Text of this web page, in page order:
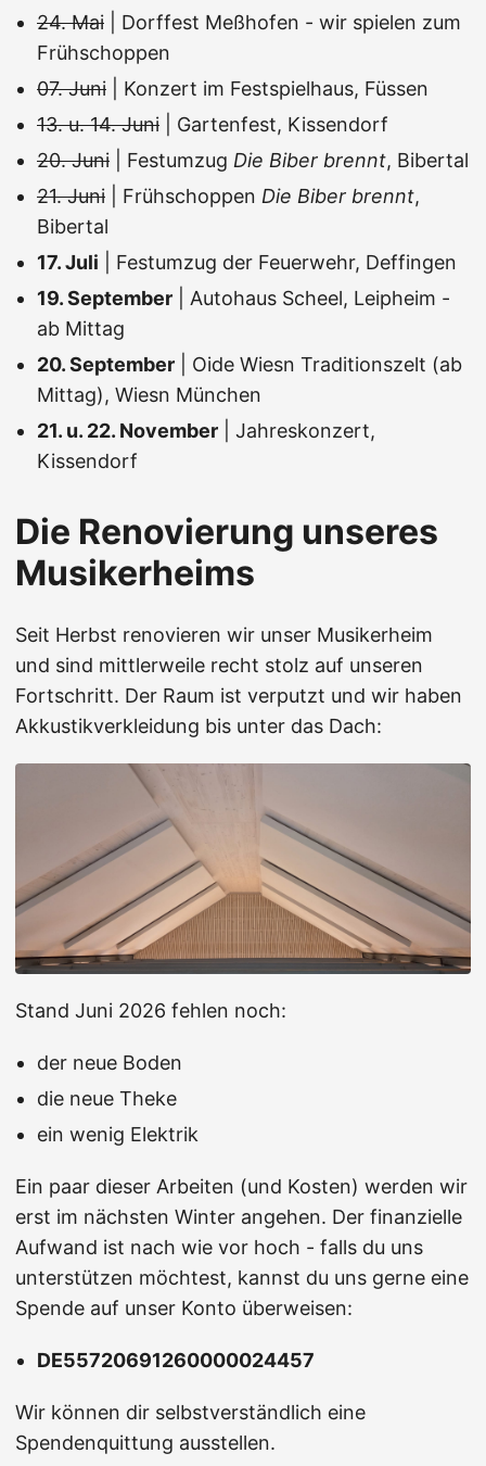
24. Mai | Dorffest Meßhofen - wir spielen zum
Frühschoppen
07. Juni | Konzert im Festspielhaus, Füssen
13. u. 14. Juni | Gartenfest, Kissendorf
20. Juni | Festumzug Die Biber brennt, Bibertal
21. Juni | Frühschoppen Die Biber brennt,
Bibertal
17. Juli | Festumzug der Feuerwehr, Deffingen
19. September | Autohaus Scheel, Leipheim -
ab Mittag
20. September | Oide Wiesn Traditionszelt (ab
Mittag), Wiesn München
21. u. 22. November | Jahreskonzert,
Kissendorf
Die Renovierung unseres
Musikerheims
Seit Herbst renovieren wir unser Musikerheim
und sind mittlerweile recht stolz auf unseren
Fortschritt. Der Raum ist verputzt und wir haben
Akkustikverkleidung bis unter das Dach:
Stand Juni 2026 fehlen noch:
der neue Boden
die neue Theke
ein wenig Elektrik
Ein paar dieser Arbeiten (und Kosten) werden wir
erst im nächsten Winter angehen. Der finanzielle
Aufwand ist nach wie vor hoch - falls du uns
unterstützen möchtest, kannst du uns gerne eine
Spende auf unser Konto überweisen:
DE55720691260000024457
Wir können dir selbstverständlich eine
Spendenquittung ausstellen.